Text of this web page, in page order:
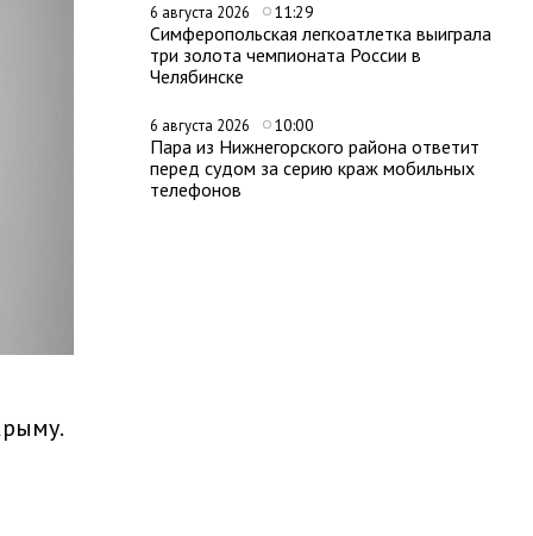
6 августа 2026 11:29
Симферопольская легкоатлетка выиграла
три золота чемпионата России в
Челябинске
6 августа 2026 10:00
Пара из Нижнегорского района ответит
перед судом за серию краж мобильных
телефонов